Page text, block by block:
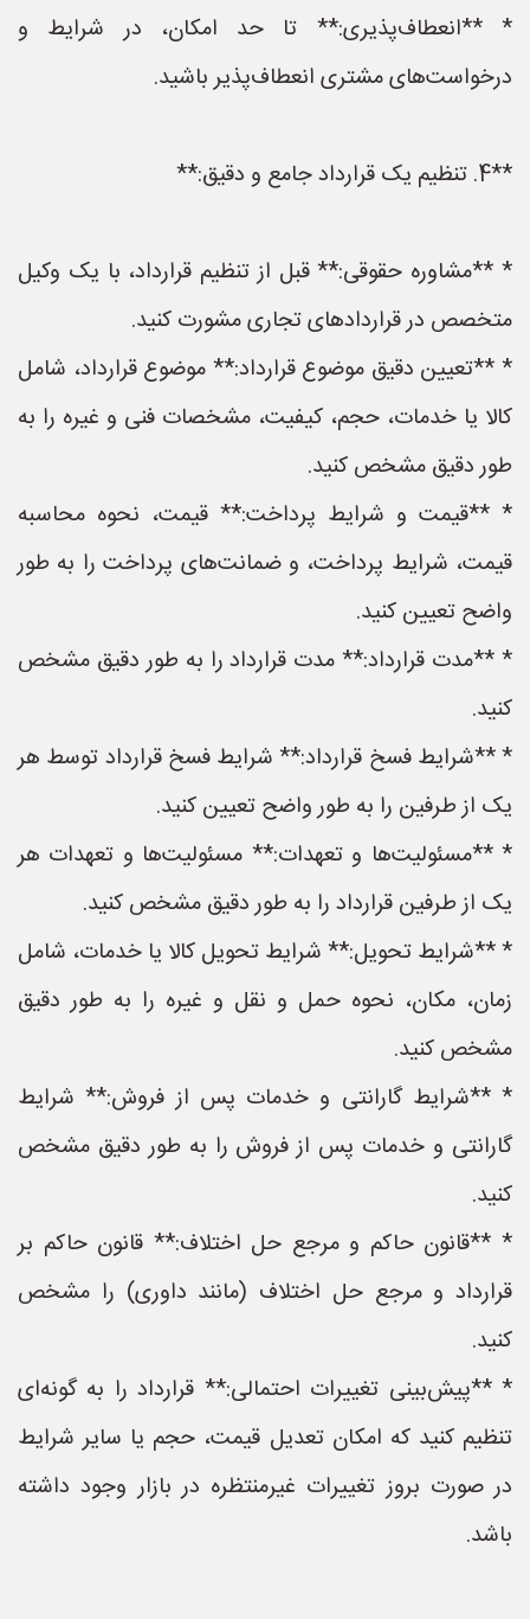
* **انعطاف‌پذیری:** تا حد امکان، در شرایط و
درخواست‌های مشتری انعطاف‌پذیر باشید.
**4. تنظیم یک قرارداد جامع و دقیق:**
* **مشاوره حقوقی:** قبل از تنظیم قرارداد، با یک وکیل
متخصص در قراردادهای تجاری مشورت کنید.
* **تعیین دقیق موضوع قرارداد:** موضوع قرارداد، شامل
کالا یا خدمات، حجم، کیفیت، مشخصات فنی و غیره را به
طور دقیق مشخص کنید.
* **قیمت و شرایط پرداخت:** قیمت، نحوه محاسبه
قیمت، شرایط پرداخت، و ضمانت‌های پرداخت را به طور
واضح تعیین کنید.
* **مدت قرارداد:** مدت قرارداد را به طور دقیق مشخص
کنید.
* **شرایط فسخ قرارداد:** شرایط فسخ قرارداد توسط هر
یک از طرفین را به طور واضح تعیین کنید.
* **مسئولیت‌ها و تعهدات:** مسئولیت‌ها و تعهدات هر
یک از طرفین قرارداد را به طور دقیق مشخص کنید.
* **شرایط تحویل:** شرایط تحویل کالا یا خدمات، شامل
زمان، مکان، نحوه حمل و نقل و غیره را به طور دقیق
مشخص کنید.
* **شرایط گارانتی و خدمات پس از فروش:** شرایط
گارانتی و خدمات پس از فروش را به طور دقیق مشخص
کنید.
* **قانون حاکم و مرجع حل اختلاف:** قانون حاکم بر
قرارداد و مرجع حل اختلاف (مانند داوری) را مشخص
کنید.
* **پیش‌بینی تغییرات احتمالی:** قرارداد را به گونه‌ای
تنظیم کنید که امکان تعدیل قیمت، حجم یا سایر شرایط
در صورت بروز تغییرات غیرمنتظره در بازار وجود داشته
باشد.